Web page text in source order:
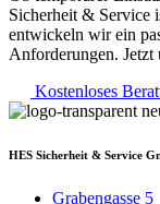
Sicherheit & Service
entwickeln wir ein
Anforderungen. Jetzt
Kostenloses
HES Sicherheit & Service
Grabengasse 5